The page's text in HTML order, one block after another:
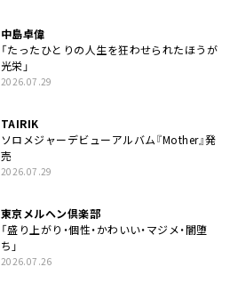
中島卓偉
「たったひとりの人生を狂わせられたほうが
光栄」
2026.07.29
TAIRIK
ソロメジャーデビューアルバム『Mother』発
売
2026.07.29
東京メルヘン倶楽部
「盛り上がり・個性・かわいい・マジメ・闇堕
ち」
2026.07.26